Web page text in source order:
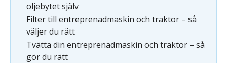
oljebytet själv
Filter till entreprenadmaskin och traktor – så
väljer du rätt
Tvätta din entreprenadmaskin och traktor – så
gör du rätt